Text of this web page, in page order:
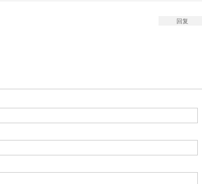
回复